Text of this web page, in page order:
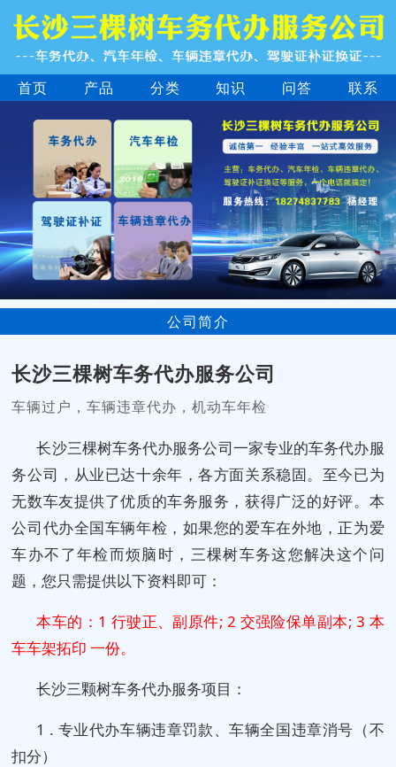
首页 产品 分类 知识 问答 联系
公司简介
长沙三棵树车务代办服务公司
车辆过户，车辆违章代办，机动车年检
长沙三棵树车务代办服务公司一家专业的车务代办服
务公司，从业已达十余年，各方面关系稳固。至今已为
无数车友提供了优质的车务服务，获得广泛的好评。本
公司代办全国车辆年检，如果您的爱车在外地，正为爱
车办不了年检而烦脑时，三棵树车务这您解决这个问
题，您只需提供以下资料即可：
本车的：1 行驶正、副原件; 2 交强险保单副本; 3 本
车车架拓印 一份。
长沙三颗树车务代办服务项目：
1 . 专业代办车辆违章罚款、车辆全国违章消号（不
扣分）